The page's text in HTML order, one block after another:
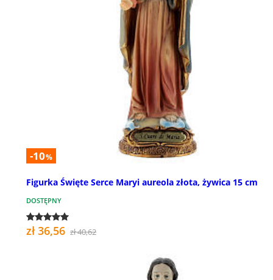
-10%
Figurka Święte Serce Maryi aureola złota, żywica 15 cm
DOSTĘPNY
zł 36,56 zł 40,62